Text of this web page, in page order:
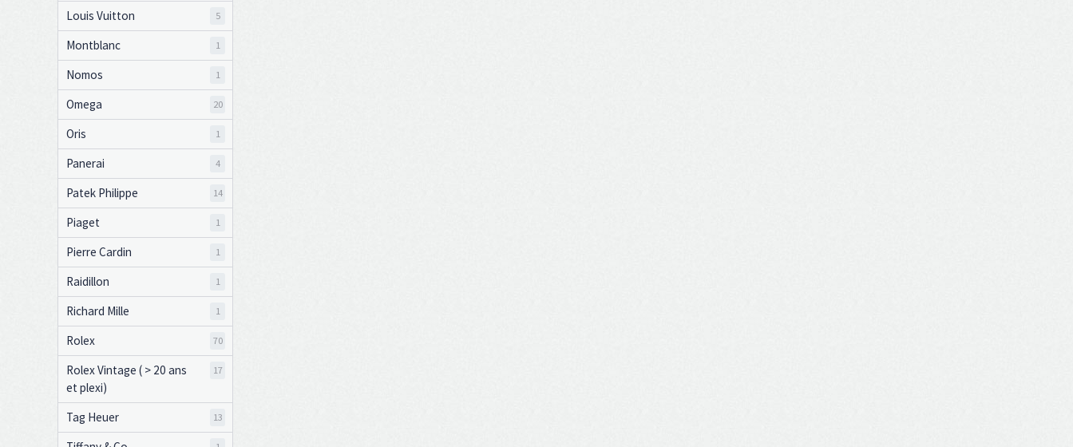
Louis Vuitton 5
Montblanc 1
Nomos 1
Omega 20
Oris 1
Panerai 4
Patek Philippe 14
Piaget 1
Pierre Cardin 1
Raidillon 1
Richard Mille 1
Rolex 70
Rolex Vintage ( > 20 ans
et plexi)
17
Tag Heuer 13